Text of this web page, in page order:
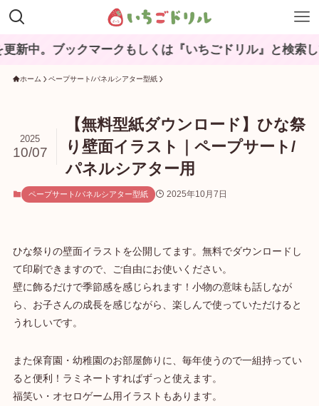
ックマークもしくは『いちごドリル』と検索してね♪
ホーム ペープサート/パネルシアター型紙
【無料型紙ダウンロード】ひな祭
り壁面イラスト｜ペープサート/
パネルシアター用
2025
10/07
ペープサート/パネルシアター型紙 2025年10月7日
ひな祭りの壁面イラストを公開してます。無料でダウンロードし
て印刷できますので、ご自由にお使いください。
壁に飾るだけで季節感を感じられます！小物の意味も話しなが
ら、お子さんの成長を感じながら、楽しんで使っていただけると
うれしいです。
また保育園・幼稚園のお部屋飾りに、毎年使うので一組持ってい
ると便利！ラミネートすればずっと使えます。
福笑い・オセロゲーム用イラストもあります。